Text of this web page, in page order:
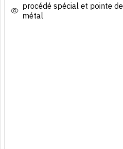
procédé spécial et pointe de
métal